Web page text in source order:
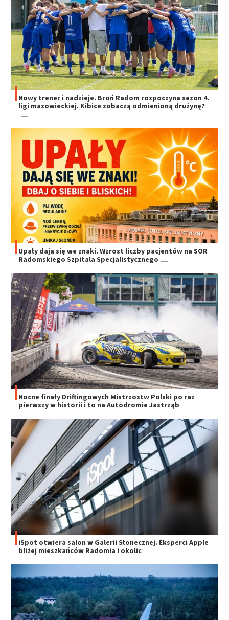
Nowy trener i nadzieje. Broń Radom rozpoczyna sezon 4.
ligi mazowieckiej. Kibice zobaczą odmienioną drużynę?
Upały dają się we znaki. Wzrost liczby pacjentów na SOR
Radomskiego Szpitala Specjalistycznego
Nocne finały Driftingowych Mistrzostw Polski po raz
pierwszy w historii i to na Autodromie Jastrząb
iSpot otwiera salon w Galerii Słonecznej. Eksperci Apple
bliżej mieszkańców Radomia i okolic